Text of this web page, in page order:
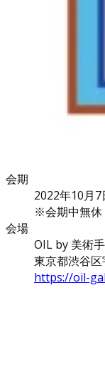
会期
2022年10月7
※会期中無休
会場
OIL by 美術
東京都渋谷
https://oil-